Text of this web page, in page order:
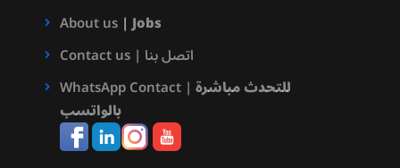
About us|Jobs
Contact us | اتصل بنا
WhatsApp Contact | للتحدث مباشرة
بالواتسب